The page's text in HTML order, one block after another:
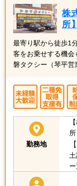
株
所】
最寄り駅から徒歩1
客をお乗せする機会
磐タクシー（琴平営
勤務地